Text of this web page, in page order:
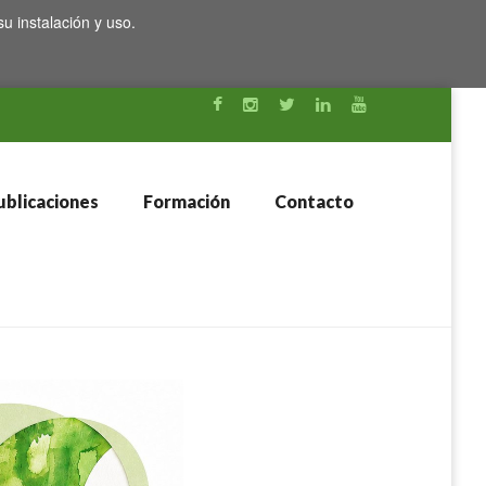
instalación y uso.
Formación Contacto